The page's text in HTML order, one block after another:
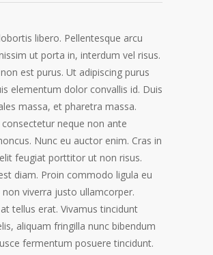
libero. Pellentesque arcu
ut porta in, interdum vel risus.
est purus. Ut adipiscing purus
elementum dolor convallis id. Duis
massa, et pharetra massa.
consectetur neque non ante
Nunc eu auctor enim. Cras in
feugiat porttitor ut non risus.
diam. Proin commodo ligula eu
viverra justo ullamcorper.
tellus erat. Vivamus tincidunt
aliquam fringilla nunc bibendum
fermentum posuere tincidunt.